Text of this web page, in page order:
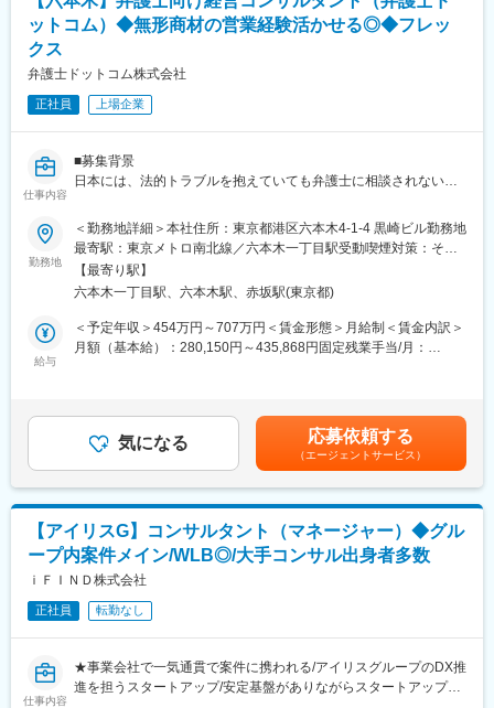
・年休125日、コアタイム無フルフレックス可、残業平均30時間
程度
て、全社メンバーと対面で交流する機会があります。
変更の範囲：会社の定める業務
す。
自動走行システムの実現に向けた自動走行用の地図の試作構築に
みにも参画。また、物流の効率化、経営戦略や事業継続計画の策
をGIS（地理情報システム）で処理し、企業が抱える様々な課題を
変更の範囲：会社の定める業務
ットコム）◆無形商材の営業経験活かせる◎◆フレッ
クス
弁護士ドットコム株式会社
正社員 上場企業
仕事内容
■募集背景
日本には、法的トラブルを抱えていても弁護士に相談されないま
す。我々のミッションは、この課題を根本から解決し、「弁護士
をもっと身近に。」する世界を実現することです。
現在、当社はテクノロジーの急激な進化を背景に、国内最大級の
事業基盤を活かし、「法律相談ポータルサイト」から、AIを組み
込んだ「次世代型プラットフォーム」へとサービスの大きな進化
を図ります。
このプラットフォーム変革を通じてユーザーの悩みを真に解決す
ることで、二割司法解消への原動力となるコアメンバーを増員募
集いたします。
マーケティング支援を中核（コア）とした顧客の成長、課題解決
に伴走する幅広い経営コンサルティング業務
◇顧客との対話から得られる「経営課題」や「現場のリアルな一
次情報」を抽出し、サービス開発部門と連携して次世代サービス
の機能開発やAI基盤へ還元する業務
＜KGI・KPIの目標例＞
・事業売上の達成
・顧客LTVの最大化
・顧客エンゲージメント（NPS等）の向上
・サービス改善・新規機能開発のための社内フィードバック
勤務地
＜勤務地詳細＞本社住所：東京都港区六本木4-1-4 黒崎ビル勤務地
最寄駅：東京メトロ南北線／六本木一丁目駅受動喫煙対策：その
他（屋内原則禁煙（ビル内に喫煙室あり））
【最寄り駅】
六本木一丁目駅、六本木駅、赤坂駅(東京都)
給与
＜予定年収＞454万円～707万円＜賃金形態＞月給制＜賃金内訳＞
月額（基本給）：280,150円～435,868円固定残業手当/月：
上記は想定の為、現職給与を加味し、オファーします。※上記基本
給にはライフプラン給基準額（確定拠出年金の拠出金等に算出で
きる）を含みます。賃金はあくまでも目安の金額であり、選考を
通じて上下する可能性があります。月給(月額)は固定手当を含めた
表記です。
気になる 応募依頼する
（エージェントサービス）
【アイリスG】コンサルタント（マネージャー）◆グル
ープ内案件メイン/WLB◎/大手コンサル出身者多数
ｉＦＩＮＤ株式会社
正社員 転勤なし
仕事内容
★事業会社で一気通貫で案件に携われる/アイリスグループのDX推
進を担うスタートアップ/安定基盤がありながらスタートアップの